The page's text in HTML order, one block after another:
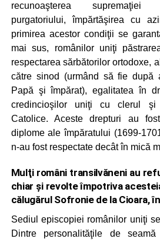
recunoaşterea supremaţiei
purgatoriului, împărtăşirea cu
primirea acestor condiţii se
mai sus, românilor uniţi
respectarea sărbătorilor ortodoxe,
către sinod (urmând să fie după
Papă şi împărat), egalitatea în
credincioşilor uniţi cu clerul şi
Catolice. Aceste drepturi au
diplome ale împăratului
n‑au fost respectate decât în mică
Mulţi români transilvăneni au
chiar şi revolte împotriva
călugărul Sofronie de la Cioara,
Sediul episcopiei românilor uniţi
Dintre personalităţile de